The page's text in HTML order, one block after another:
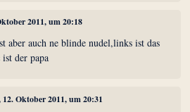
2011, um 20:18
aber auch ne blinde nudel,links ist das
der papa
12. Oktober 2011, um 20:31